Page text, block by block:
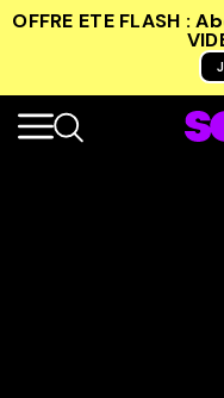
OFFRE ETE FLASH :